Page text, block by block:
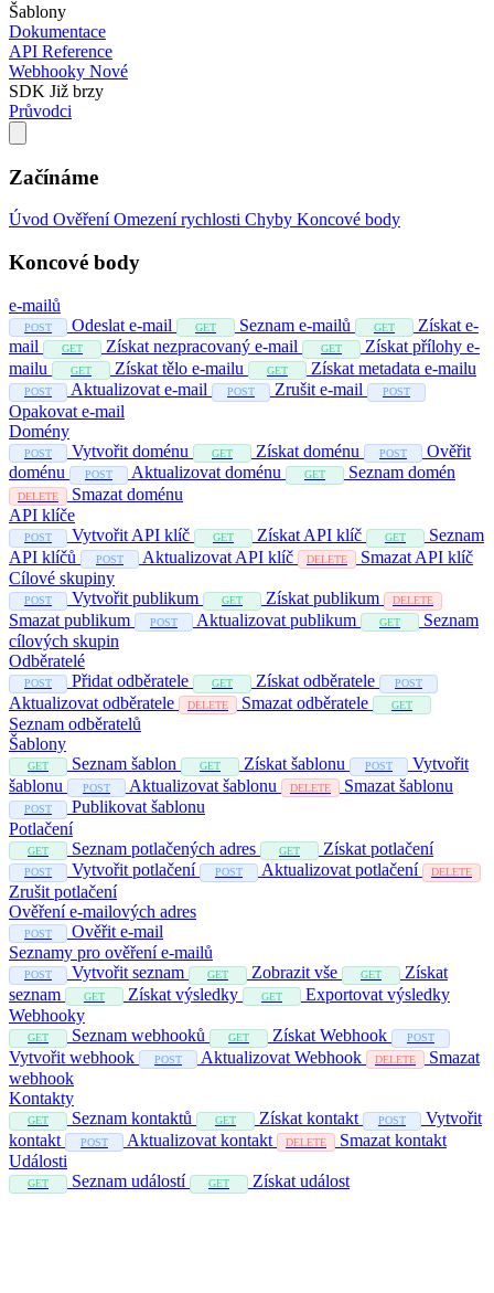
Šablony
Dokumentace
API Reference
Webhooky Nové
SDK Již brzy
Průvodci
Začínáme
Úvod OvěřeníOmezení rychlosti Chyby Koncové body
Koncové body
e-mailů
POST Odeslat e-mail GET Seznam e-mailů GET
Získat e-
mail
GET Získat nezpracovaný e-mail GET
Získat přílohy e-
mailu
GET Získat tělo e-mailu GET Získat metadata e-mailu
POST Aktualizovat e-mail POST Zrušit e-mail POST
Opakovat e-mail
Domény
POST Vytvořit doménu GET Získat doménu POST
Ověřit
doménu
POST Aktualizovat doménu GET Seznam domén
DELETE
Smazat doménu
API klíče
POST Vytvořit API klíč GET Získat API klíč GET
Seznam
API klíčů
POST Aktualizovat API klíč DELETE
Smazat API klíč
Cílové skupiny
POST Vytvořit publikum GET Získat publikum DELETE
Smazat publikum POST Aktualizovat publikum GET
Seznam
cílových skupin
Odběratelé
POST Přidat odběratele GET Získat odběratele POST
Aktualizovat odběratele DELETE Smazat odběratele GET
Seznam odběratelů
Šablony
GET Seznam šablon GET Získat šablonu POST
Vytvořit
šablonu
POST Aktualizovat šablonu DELETE Smazat šablonu
POST
Publikovat šablonu
Potlačení
GET Seznam potlačených adres GET Získat potlačení
POST Vytvořit potlačení POST Aktualizovat potlačení DELETE
Zrušit potlačení
Ověření e-mailových adres
POST
Ověřit e-mail
Seznamy pro ověření e-mailů
POST Vytvořit seznam GET Zobrazit vše GET
Získat
seznam
GET Získat výsledky GET
Exportovat výsledky
Webhooky
GET Seznam webhooků GET Získat Webhook POST
Vytvořit webhook POST Aktualizovat Webhook DELETE
Smazat
webhook
Kontakty
GET Seznam kontaktů GET Získat kontakt POST
Vytvořit
kontakt
POST Aktualizovat kontakt DELETE
Smazat kontakt
Události
GET Seznam událostí GET Získat událost